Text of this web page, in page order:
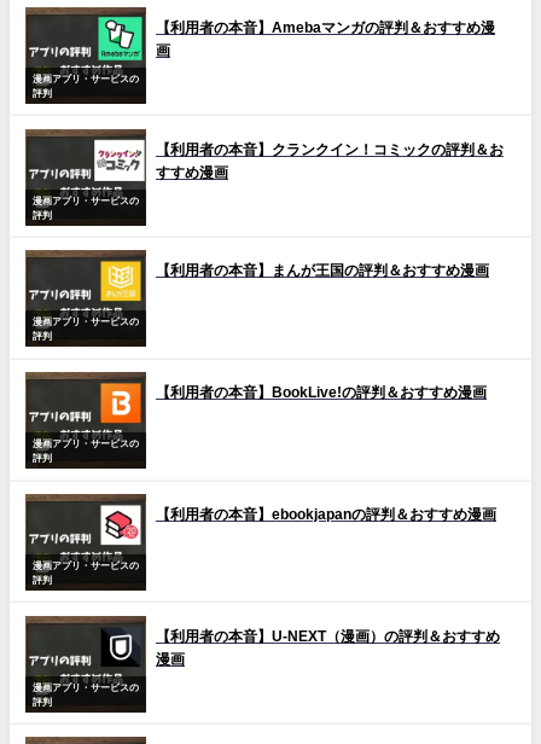
漫画アプリ・サービスの
評判
【利用者の本音】Amebaマンガの評判＆おすすめ漫
画
漫画アプリ・サービスの
評判
【利用者の本音】クランクイン！コミックの評判＆お
すすめ漫画
漫画アプリ・サービスの
評判
【利用者の本音】まんが王国の評判＆おすすめ漫画
漫画アプリ・サービスの
評判
【利用者の本音】BookLive!の評判＆おすすめ漫画
漫画アプリ・サービスの
評判
【利用者の本音】ebookjapanの評判＆おすすめ漫画
漫画アプリ・サービスの
評判
【利用者の本音】U-NEXT（漫画）の評判＆おすすめ
漫画